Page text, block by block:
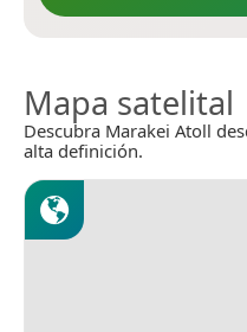
Mapa satelital
Descubra Marakei Atoll
alta definición.